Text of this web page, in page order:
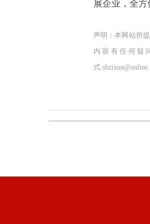
展企业，全
声明：本网站所
内容有任何疑
式